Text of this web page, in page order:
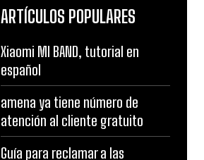
ARTÍCULOS POPULARES
Xiaomi MI BAND, tutorial en
español
amena ya tiene número de
atención al cliente gratuito
Guía para reclamar a las